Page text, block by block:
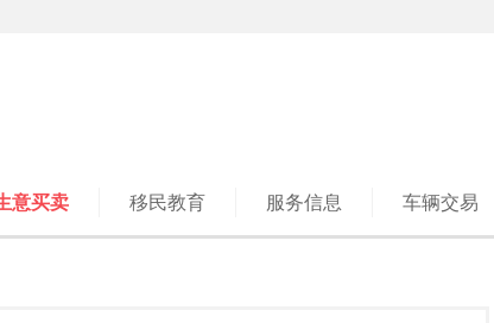
意买卖 移民教育 服务信息 车辆交易